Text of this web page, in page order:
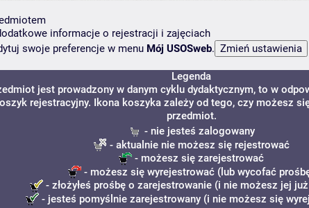
informacje o rejestracji i zajęciach
swoje preferencje w menu Mój USOSweb.
Legenda
jest prowadzony w danym cyklu dydaktycznym, to w
rejestracyjny. Ikona koszyka zależy od tego, czy możesz
przedmiot.
- nie jesteś zalogowany
- aktualnie nie możesz się rejestrować
- możesz się zarejestrować
- możesz się wyrejestrować (lub wycofać
- złożyłeś prośbę o zarejestrowanie (i nie możesz jej
- jesteś pomyślnie zarejestrowany (i nie możesz się